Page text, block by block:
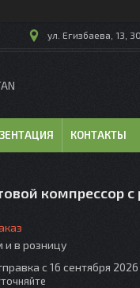
ул. Егизбаева, 13,
КОНТАКТЫ
компрессор
и в розницу
с 16 сентября 2026